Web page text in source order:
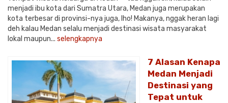
menjadi ibu kota dari Sumatra Utara, Medan juga merupakan
kota terbesar di provinsi-nya juga, lho! Makanya, nggak heran lagi
deh kalau Medan selalu menjadi destinasi wisata masyarakat
lokal maupun... selengkapnya
7 Alasan Kenapa
Medan Menjadi
Destinasi yang
Tepat untuk